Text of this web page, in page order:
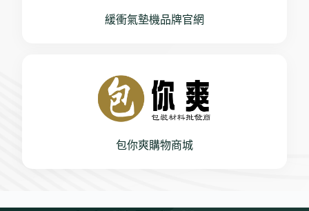
緩衝氣墊機品牌官網
包你爽購物商城